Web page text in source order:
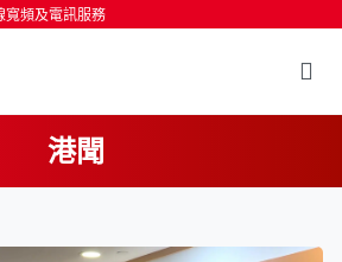
寬頻及電訊服務
港聞